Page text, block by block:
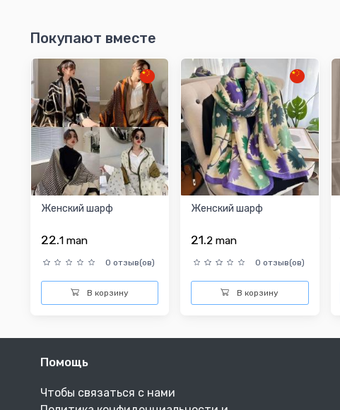
Покупают вместе
Женский шарф
22.1 man
0 отзыв(ов)
В корзину
Женский шарф
21.2 man
0 отзыв(ов)
В корзину
Помощь
Чтобы связаться с нами